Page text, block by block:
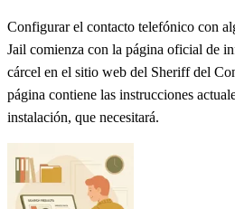
Configurar el contacto telefónico con
Jail comienza con la página oficial de
cárcel en el sitio web del Sheriff del
página contiene las instrucciones
instalación, que necesitará.